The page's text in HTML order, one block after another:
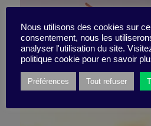
Nous utilisons des cookies sur
consentement, nous les
analyser l'utilisation du site.
politique cookie pour en savoir
Préférences Tout refuser